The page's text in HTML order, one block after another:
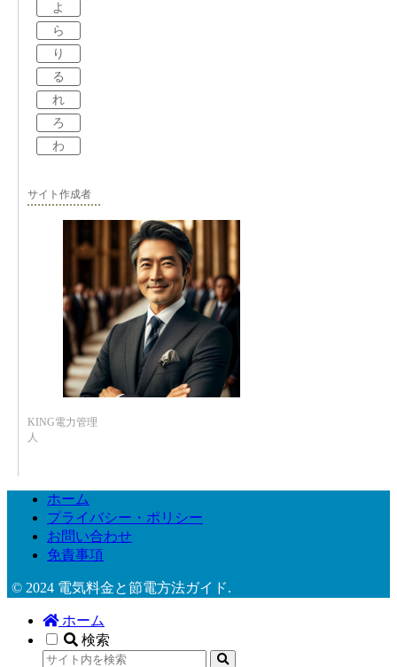
よ
ら
り
る
れ
ろ
わ
サイト作成者
KING電力管理
人
ホーム
プライバシー・ポリシー
お問い合わせ
免責事項
© 2024 電気料金と節電方法ガイド.
ホーム
検索